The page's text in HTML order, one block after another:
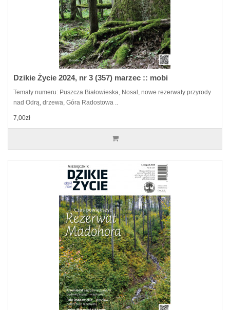
Dzikie Życie 2024, nr 3 (357) marzec :: mobi
Tematy numeru: Puszcza Białowieska, Nosal, nowe rezerwaty przyrody
nad Odrą, drzewa, Góra Radostowa ..
7,00zł